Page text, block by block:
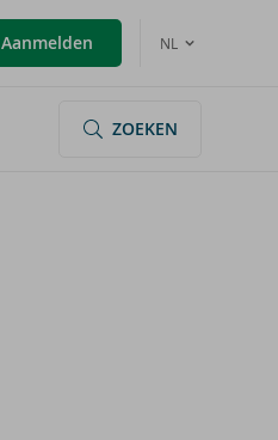
Aanmelden NL
ZOEKEN